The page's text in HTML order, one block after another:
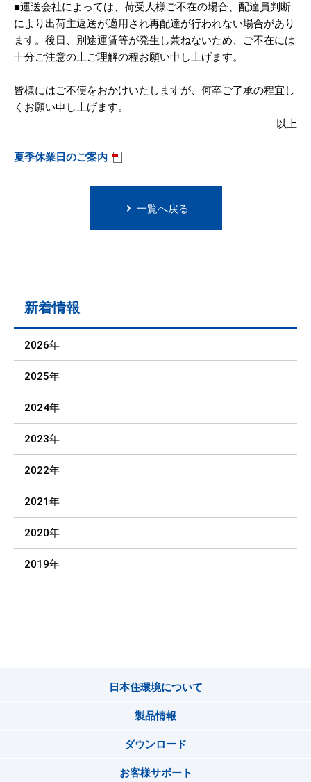
■運送会社によっては、荷受人様ご不在の場合、配達員判断
により出荷主返送が適用され再配達が行われない場合があり
ます。後日、別途運賃等が発生し兼ねないため、ご不在には
十分ご注意の上ご理解の程お願い申し上げます。
皆様にはご不便をおかけいたしますが、何卒ご了承の程宜し
くお願い申し上げます。
以上
夏季休業日のご案内
一覧へ戻る
新着情報
2026年
2025年
2024年
2023年
2022年
2021年
2020年
2019年
日本住環境について
製品情報
ダウンロード
お客様サポート